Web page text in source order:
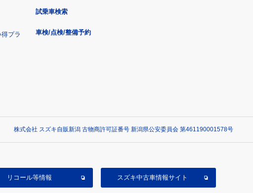
プラ
試乗車検索
車検/点検/整備予約
株式会社 スズキ自販新潟 古物商許可証番号 新潟県公安委員会 第461190001578号
リコール等情報 スズキ中古車情報サイト